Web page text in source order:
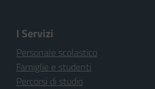
I Servizi
Personale scolastico
Famiglie e studenti
Percorsi di studio